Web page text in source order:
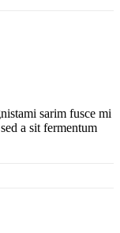
sarim fusce mi
a sit fermentum